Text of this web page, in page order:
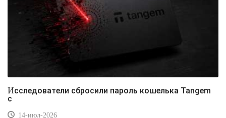
Исследователи сбросили пароль кошелька Tangem
с
14-июл-2026